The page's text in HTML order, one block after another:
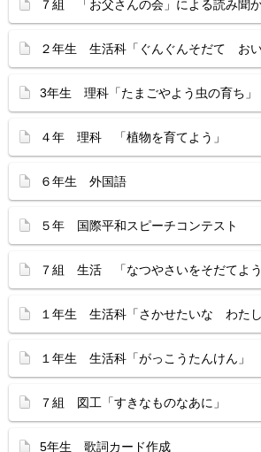
７組 「お父さんの会」による読み聞
２年生 生活科「ぐんぐんそだて おい
3年生 理科「たまごやよう虫の育ち」
４年 理科 「植物を育てよう」
６年生 外国語
５年 国際平和スピーチコンテスト
７組 生活 「なつやさいをそだてよう
１年生 生活科「さかせたいな わたし
１年生 生活科「がっこうたんけん」
７組 図工「すきなものなあに」
5年生 歌詞カード作成